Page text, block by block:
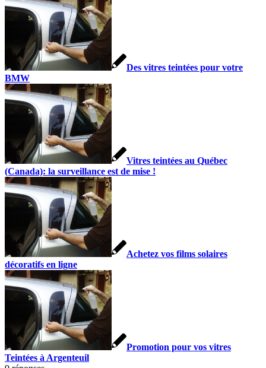
Des vitres teintées pour votre
BMW
Vitres teintées au Québec
(Canada): la surveillance est de mise !
Achetez vos films solaires
décoratifs en ligne
Promotion pour vos vitres
Teintées à Argenteuil